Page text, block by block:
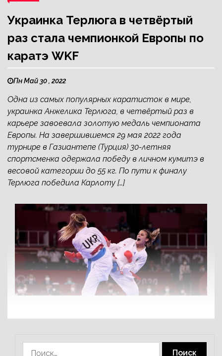
Украинка Терлюга в четвёртый
раз стала чемпионкой Европы по
каратэ WKF
Пн Май 30 , 2022
Одна из самых популярных каратисток в мире,
украинка Анжелика Терлюга, в четвёртый раз в
карьере завоевала золотую медаль чемпионата
Европы. На завершившемся 29 мая 2022 года
турнире в Газиантепе (Турция) 30-летняя
спортсменка одержала победу в личном кумитэ в
весовой категории до 55 кг. По пути к финалу
Терлюга победила Карлоту […]